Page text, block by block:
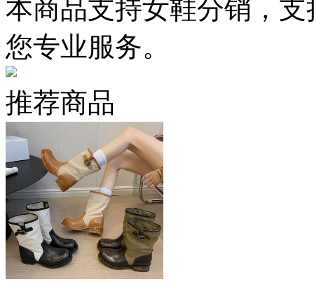
本商品支持女鞋分销，
您专业服务。
推荐商品